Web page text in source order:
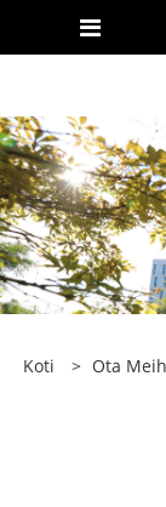
Koti > Ota